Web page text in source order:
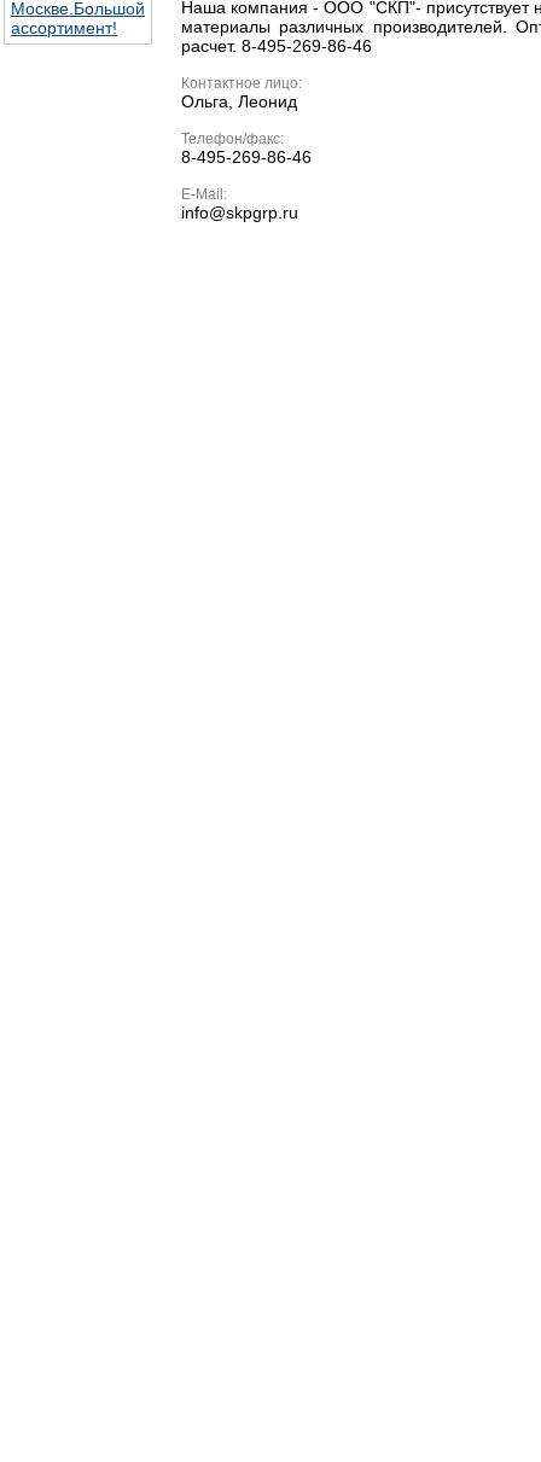
Наша компания - ООО "СКП"- присутствует
материалы различных производителей.
расчет. 8-495-269-86-46
Контактное лицо:
Ольга, Леонид
Телефон/факс:
8-495-269-86-46
E-Mail:
info@skpgrp.ru